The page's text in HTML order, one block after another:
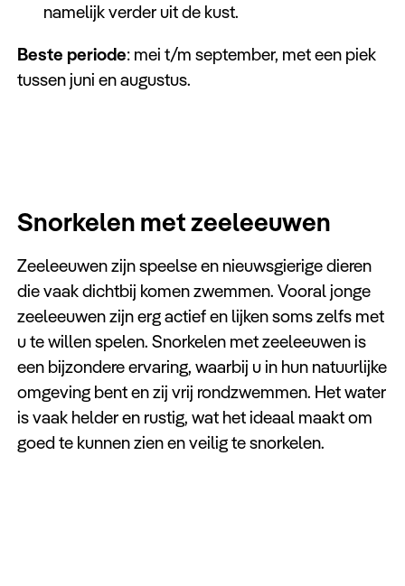
namelijk verder uit de kust.
Beste periode: mei t/m september, met een piek
tussen juni en augustus.
Snorkelen met zeeleeuwen
Zeeleeuwen zijn speelse en nieuwsgierige dieren
die vaak dichtbij komen zwemmen. Vooral jonge
zeeleeuwen zijn erg actief en lijken soms zelfs met
u te willen spelen. Snorkelen met zeeleeuwen is
een bijzondere ervaring, waarbij u in hun natuurlijke
omgeving bent en zij vrij rondzwemmen. Het water
is vaak helder en rustig, wat het ideaal maakt om
goed te kunnen zien en veilig te snorkelen.